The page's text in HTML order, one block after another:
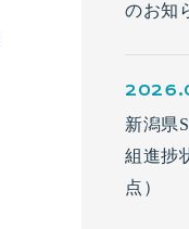
のお知
新潟県
組進捗
点）